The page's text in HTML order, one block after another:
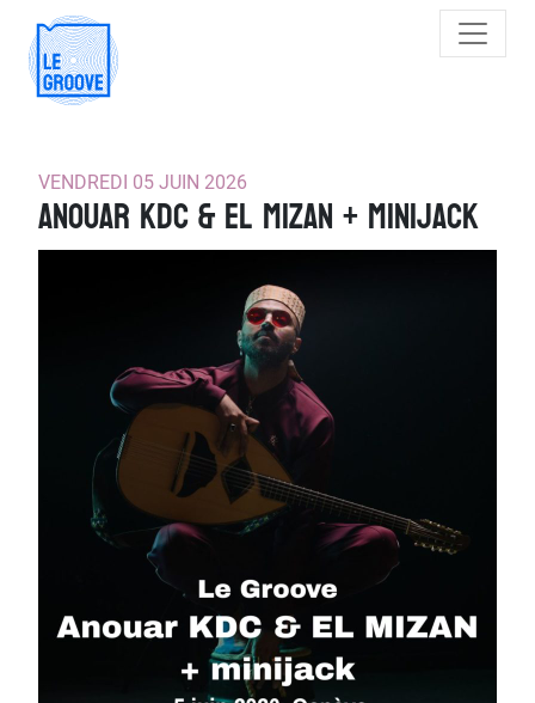
Main Navigation
VENDREDI 05 JUIN 2026
Anouar KDC & EL MIZAN + minijack